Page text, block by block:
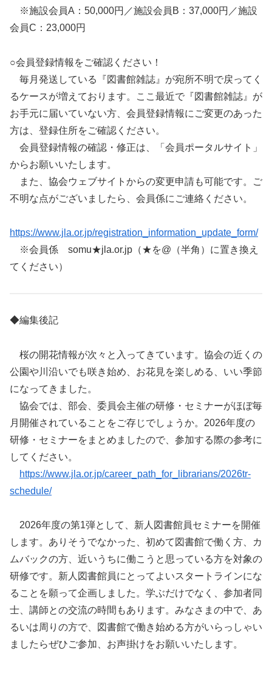
※施設会員A：50,000円／施設会員B：37,000円／施設
会員C：23,000円
○会員登録情報をご確認ください！
毎月発送している『図書館雑誌』が宛所不明で戻ってく
るケースが増えております。ここ最近で『図書館雑誌』が
お手元に届いていない方、会員登録情報にご変更のあった
方は、登録住所をご確認ください。
会員登録情報の確認・修正は、「会員ポータルサイト」
からお願いいたします。
また、協会ウェブサイトからの変更申請も可能です。ご
不明な点がございましたら、会員係にご連絡ください。
https://www.jla.or.jp/registration_information_update_form/
※会員係 somu★jla.or.jp（★を@（半角）に置き換え
てください）
◆編集後記
桜の開花情報が次々と入ってきています。協会の近くの
公園や川沿いでも咲き始め、お花見を楽しめる、いい季節
になってきました。
協会では、部会、委員会主催の研修・セミナーがほぼ毎
月開催されていることをご存じでしょうか。2026年度の
研修・セミナーをまとめましたので、参加する際の参考に
してください。
https://www.jla.or.jp/career_path_for_librarians/2026tr-
schedule/
2026年度の第1弾として、新人図書館員セミナーを開催
します。ありそうでなかった、初めて図書館で働く方、カ
ムバックの方、近いうちに働こうと思っている方を対象の
研修です。新人図書館員にとってよいスタートラインにな
ることを願って企画しました。学ぶだけでなく、参加者同
士、講師との交流の時間もあります。みなさまの中で、あ
るいは周りの方で、図書館で働き始める方がいらっしゃい
ましたらぜひご参加、お声掛けをお願いいたします。